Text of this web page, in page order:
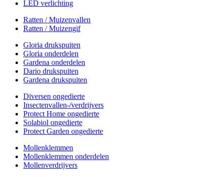
LED verlichting
Ratten / Muizenvallen
Ratten / Muizengif
Gloria drukspuiten
Gloria onderdelen
Gardena onderdelen
Dario drukspuiten
Gardena drukspuiten
Diversen ongedierte
Insectenvallen-/verdrijvers
Protect Home ongedierte
Solabiol ongedierte
Protect Garden ongedierte
Mollenklemmen
Mollenklemmen onderdelen
Mollenverdrijvers